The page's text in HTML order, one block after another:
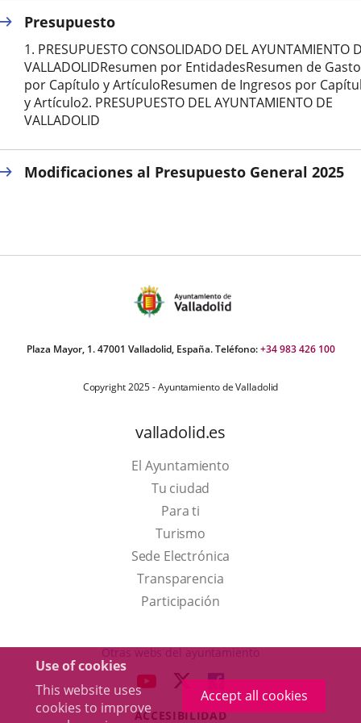
Use of cookies
This website uses
cookies to improve
Accept all cookies
Presupuesto
1. PRESUPUESTO CONSOLIDADO DEL AYUNTAMIENTO
VALLADOLIDResumen por EntidadesResumen de
por Capítulo y ArtículoResumen de Ingresos por
y Artículo2. PRESUPUESTO DEL AYUNTAMIENTO DE
VALLADOLID
Modificaciones al Presupuesto General 2025
Plaza Mayor, 1. 47001 Valladolid, España. Teléfono:+34 983 426 100
Copyright 2025 - Ayuntamiento de Valladolid
valladolid.es
El Ayuntamiento
Tu ciudad
Para ti
TurismoThis
link
will
open
a
up
window.
Sede Electrónica
Transparencia
Participación
Otras webs del ayuntamiento
LINK LINK
TO
LINK
TO
ACCESIBILIDAD